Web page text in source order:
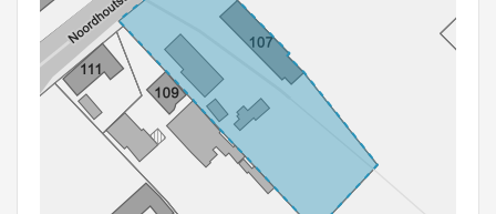
Aanmelden